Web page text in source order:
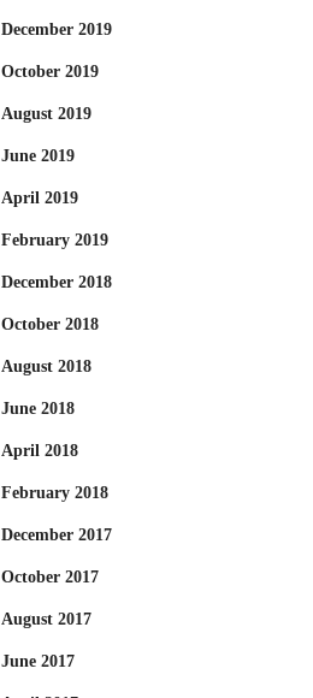
December 2019
October 2019
August 2019
June 2019
April 2019
February 2019
December 2018
October 2018
August 2018
June 2018
April 2018
February 2018
December 2017
October 2017
August 2017
June 2017